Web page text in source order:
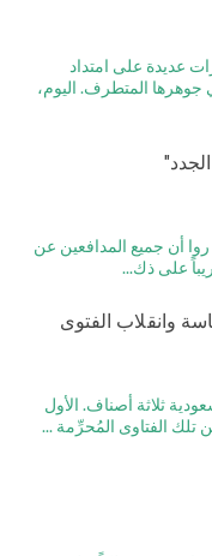
عديدة على امتداد
جوهرها المتطرف. اليوم،
أن جميع المدافعين عن
على ذك...
وانقلاب الفتوى
ثلاثة أصناف. الأول
تلك الفتاوى المُحرِّمة ...